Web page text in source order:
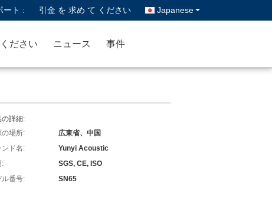
ート : 引金 を 求め て ください Japanese
ださい ニュース 事件
の詳細:
の場所:
広東省、中国
ンド名:
Yunyi Acoustic
:
SGS, CE, ISO
ル番号:
SN65